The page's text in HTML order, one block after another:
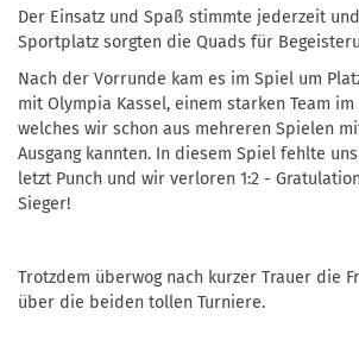
Der Einsatz und Spaß stimmte jederzeit
Sportplatz sorgten die Quads für
Nach der Vorrunde kam es im Spiel um
mit Olympia Kassel, einem starken Team im
welches wir schon aus mehreren Spielen
Ausgang kannten. In diesem Spiel fehlte
letzt Punch und wir verloren 1:2 -
Sieger!
Trotzdem überwog nach kurzer Trauer die
über die beiden tollen Turniere.